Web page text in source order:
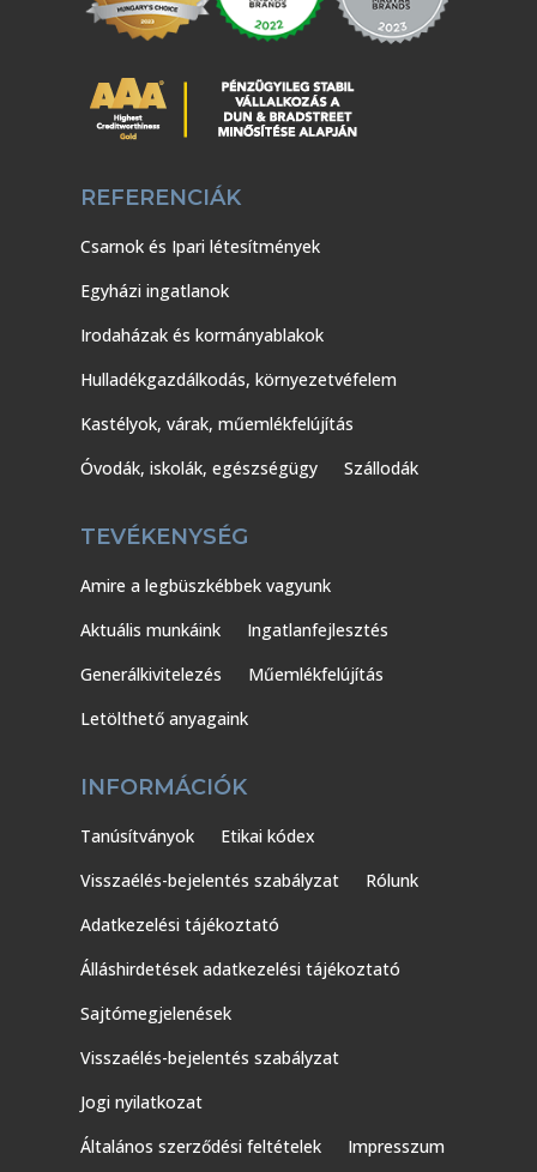
REFERENCIÁK
Csarnok és Ipari létesítmények
Egyházi ingatlanok
Irodaházak és kormányablakok
Hulladékgazdálkodás, környezetvéfelem
Kastélyok, várak, műemlékfelújítás
Óvodák, iskolák, egészségügy
Szállodák
TEVÉKENYSÉG
Amire a legbüszkébbek vagyunk
Aktuális munkáink
Ingatlanfejlesztés
Generálkivitelezés
Műemlékfelújítás
Letölthető anyagaink
INFORMÁCIÓK
Tanúsítványok
Etikai kódex
Visszaélés-bejelentés szabályzat
Rólunk
Adatkezelési tájékoztató
Álláshirdetések adatkezelési tájékoztató
Sajtómegjelenések
Visszaélés-bejelentés szabályzat
Jogi nyilatkozat
Általános szerződési feltételek
Impresszum